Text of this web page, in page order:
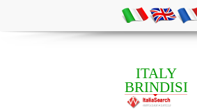
ITALY
BRINDISI